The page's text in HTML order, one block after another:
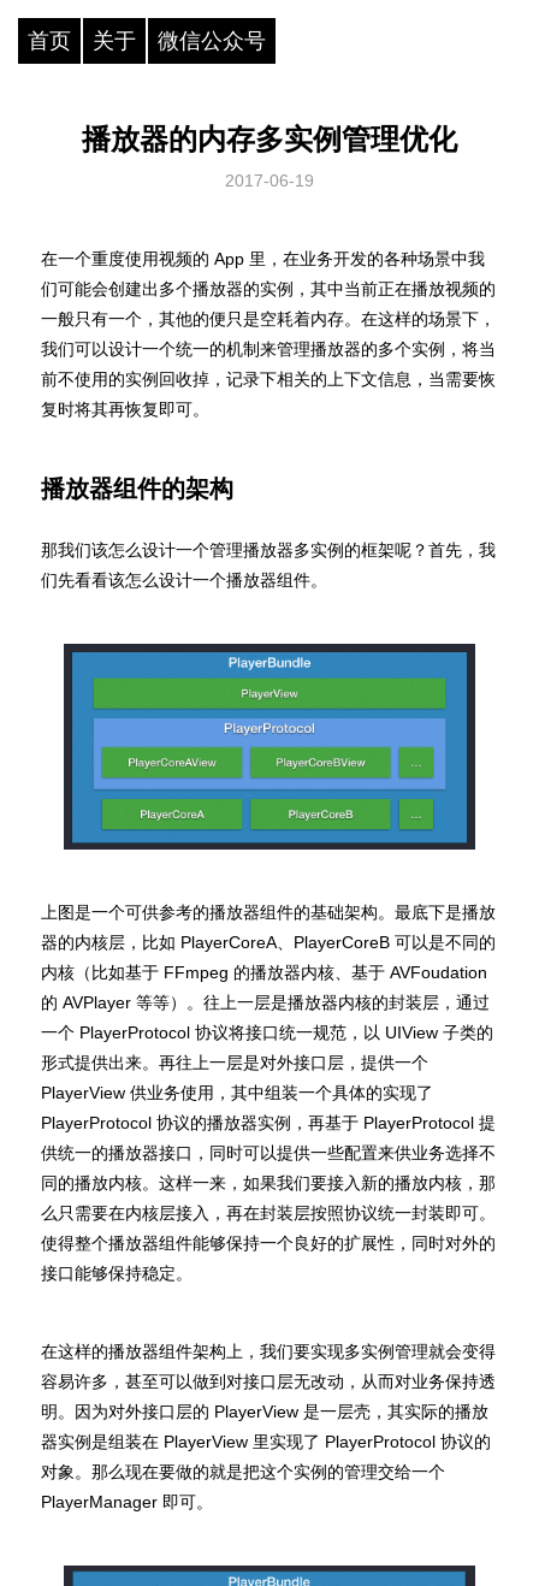
首页 关于 微信公众号
播放器的内存多实例管理优化
2017-06-19
在一个重度使用视频的 App 里，在业务开发的各种场景中我
们可能会创建出多个播放器的实例，其中当前正在播放视频的
一般只有一个，其他的便只是空耗着内存。在这样的场景下，
我们可以设计一个统一的机制来管理播放器的多个实例，将当
前不使用的实例回收掉，记录下相关的上下文信息，当需要恢
复时将其再恢复即可。
播放器组件的架构
那我们该怎么设计一个管理播放器多实例的框架呢？首先，我
们先看看该怎么设计一个播放器组件。
上图是一个可供参考的播放器组件的基础架构。最底下是播放
器的内核层，比如 PlayerCoreA、PlayerCoreB 可以是不同的
内核（比如基于 FFmpeg 的播放器内核、基于 AVFoudation
的 AVPlayer 等等）。往上一层是播放器内核的封装层，通过
一个 PlayerProtocol 协议将接口统一规范，以 UIView 子类的
形式提供出来。再往上一层是对外接口层，提供一个
PlayerView 供业务使用，其中组装一个具体的实现了
PlayerProtocol 协议的播放器实例，再基于 PlayerProtocol 提
供统一的播放器接口，同时可以提供一些配置来供业务选择不
同的播放内核。这样一来，如果我们要接入新的播放内核，那
么只需要在内核层接入，再在封装层按照协议统一封装即可。
使得整个播放器组件能够保持一个良好的扩展性，同时对外的
接口能够保持稳定。
在这样的播放器组件架构上，我们要实现多实例管理就会变得
容易许多，甚至可以做到对接口层无改动，从而对业务保持透
明。因为对外接口层的 PlayerView 是一层壳，其实际的播放
器实例是组装在 PlayerView 里实现了 PlayerProtocol 协议的
对象。那么现在要做的就是把这个实例的管理交给一个
PlayerManager 即可。